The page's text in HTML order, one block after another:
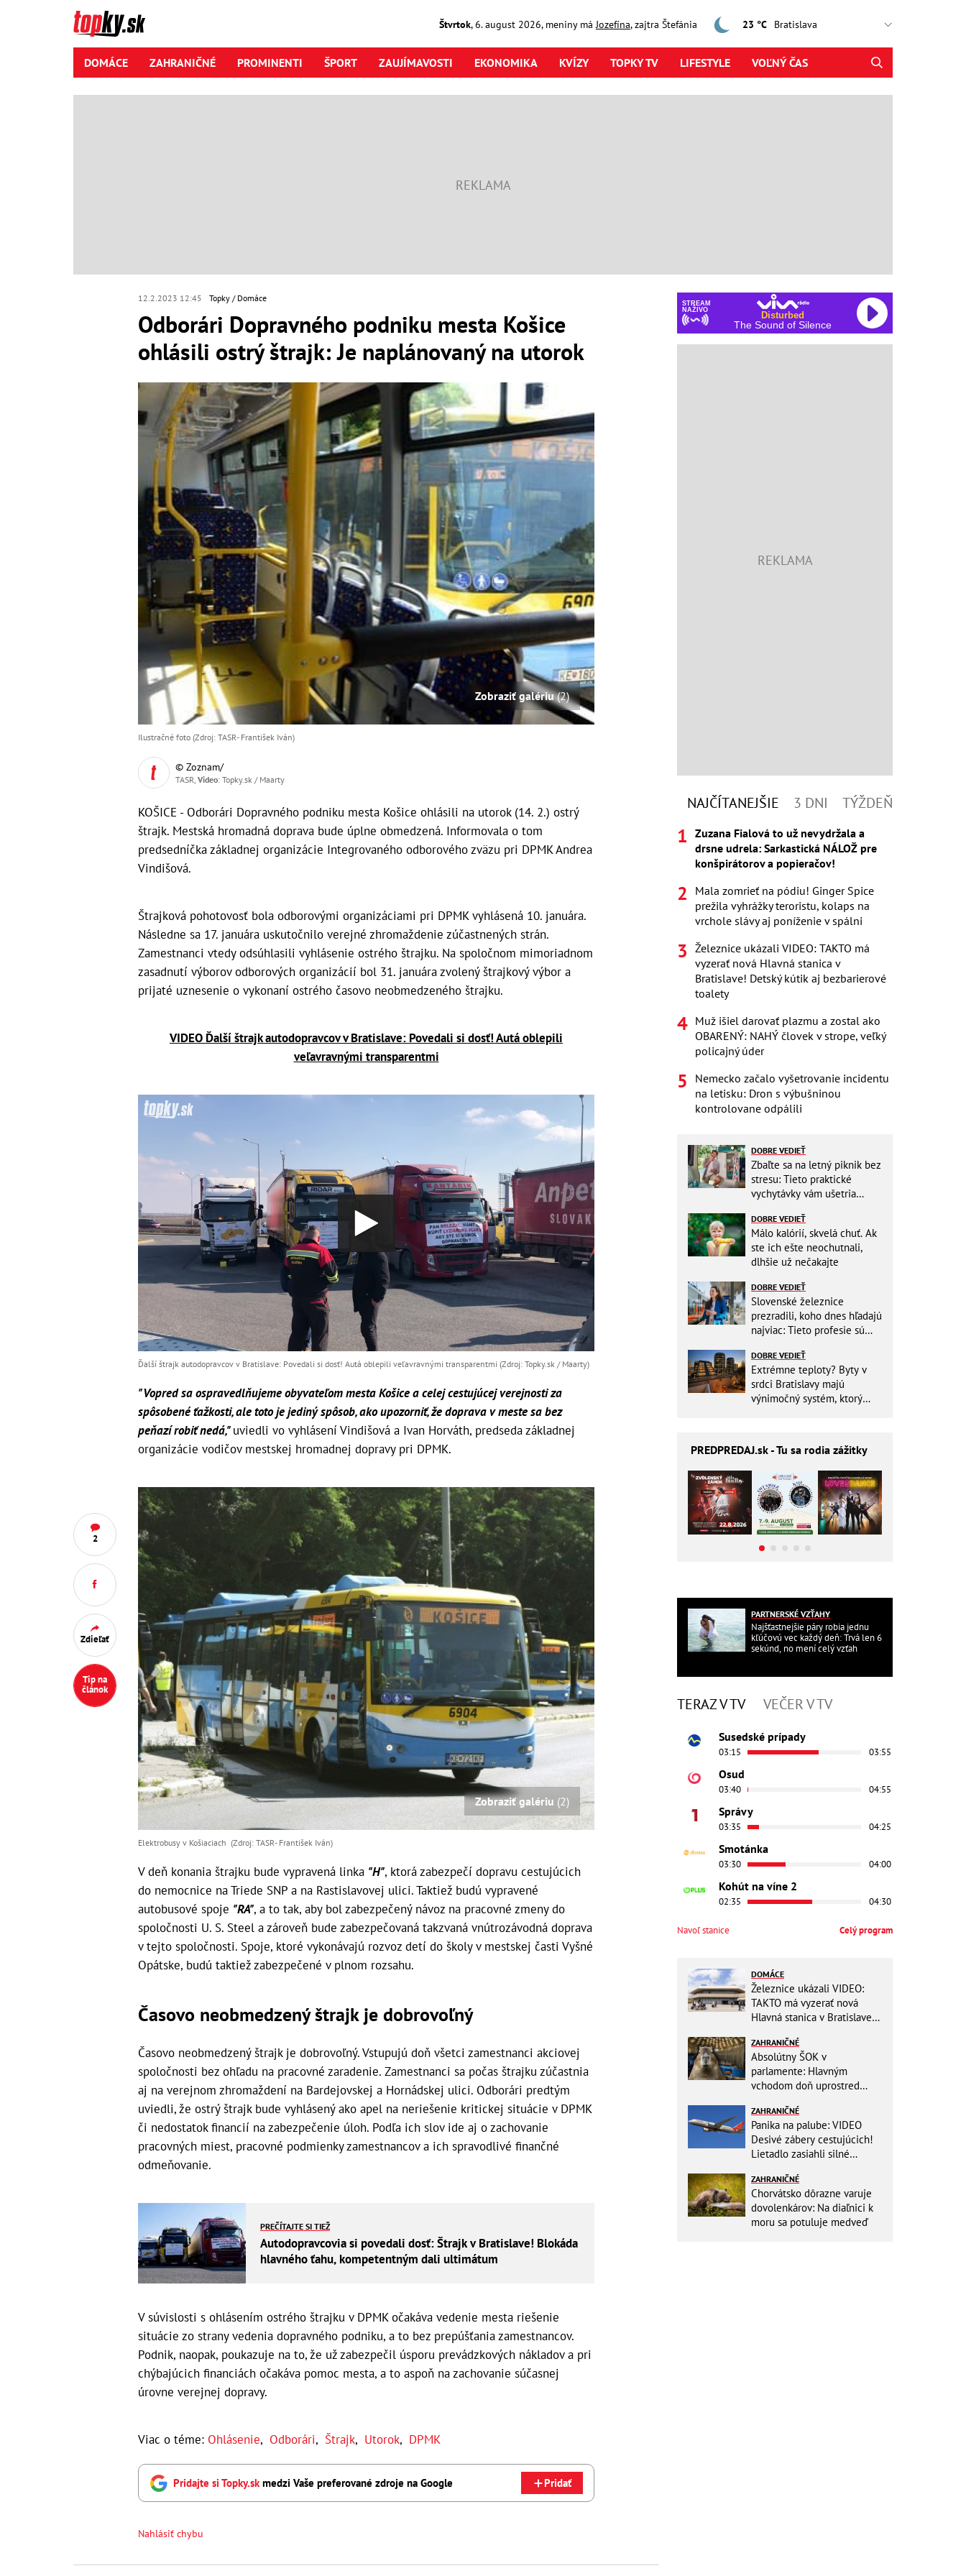
Štvrtok,6. august2026, meniny má Jozefína, zajtra Štefánia 23 °C
DOMÁCE ZAHRANIČNÉ PROMINENTI ŠPORT ZAUJÍMAVOSTI EKONOMIKA KVÍZY TOPKY TV LIFESTYLE VOĽNÝ ČAS
12.2.2023 12:45 Topky Domáce
Odborári Dopravného podniku mesta Košice
ohlásili ostrý štrajk: Je naplánovaný na utorok
2
Zdieľať
Tip na
článok
Zobraziť galériu(2)
Ilustračné foto (Zdroj: TASR- František Iván)
© Zoznam/
TASR, Video: Topky.sk / Maarty
KOŠICE - Odborári Dopravného podniku mesta Košice ohlásili na utorok (14. 2.) ostrý
štrajk. Mestská hromadná doprava bude úplne obmedzená. Informovala o tom
predsedníčka základnej organizácie Integrovaného odborového zväzu pri DPMK Andrea
Vindišová.
Štrajková pohotovosť bola odborovými organizáciami pri DPMK vyhlásená 10. januára.
Následne sa 17. januára uskutočnilo verejné zhromaždenie zúčastnených strán.
Zamestnanci vtedy odsúhlasili vyhlásenie ostrého štrajku. Na spoločnom mimoriadnom
zasadnutí výborov odborových organizácií bol 31. januára zvolený štrajkový výbor a
prijaté uznesenie o vykonaní ostrého časovo neobmedzeného štrajku.
VIDEO Ďalší štrajk autodopravcov v Bratislave: Povedali si dosť! Autá oblepili
veľavravnými transparentmi
Ďalší štrajk autodopravcov v Bratislave: Povedali si dosť! Autá oblepili veľavravnými transparentmi (Zdroj: Topky.sk / Maarty)
"Vopred sa ospravedlňujeme obyvateľom mesta Košice a celej cestujúcej verejnosti za
spôsobené ťažkosti, ale toto je jediný spôsob, ako upozorniť, že doprava v meste sa bez
peňazí robiť nedá,"uviedli vo vyhlásení Vindišová a Ivan Horváth, predseda základnej
organizácie vodičov mestskej hromadnej dopravy pri DPMK.
Zobraziť galériu (2)
Elektrobusy v Košiaciach (Zdroj: TASR- František Iván)
V deň konania štrajku bude vypravená linka "H", ktorá zabezpečí dopravu cestujúcich
do nemocnice na Triede SNP a na Rastislavovej ulici. Taktiež budú vypravené
autobusové spoje "RA", a to tak, aby bol zabezpečený návoz na pracovné zmeny do
spoločnosti U. S. Steel a zároveň bude zabezpečovaná takzvaná vnútrozávodná doprava
v tejto spoločnosti. Spoje, ktoré vykonávajú rozvoz detí do školy v mestskej časti Vyšné
Opátske, budú taktiež zabezpečené v plnom rozsahu.
Časovo neobmedzený štrajk je dobrovoľný
Časovo neobmedzený štrajk je dobrovoľný. Vstupujú doň všetci zamestnanci akciovej
spoločnosti bez ohľadu na pracovné zaradenie. Zamestnanci sa počas štrajku zúčastnia
aj na verejnom zhromaždení na Bardejovskej a Hornádskej ulici. Odborári predtým
uviedli, že ostrý štrajk bude vyhlásený ako apel na neriešenie kritickej situácie v DPMK
či nedostatok financií na zabezpečenie úloh. Podľa ich slov ide aj o zachovanie
pracovných miest, pracovné podmienky zamestnancov a ich spravodlivé finančné
odmeňovanie.
PREČÍTAJTE SI TIEŽ
Autodopravcovia si povedali dosť: Štrajk v Bratislave! Blokáda
hlavného ťahu, kompetentným dali ultimátum
V súvislosti s ohlásením ostrého štrajku v DPMK očakáva vedenie mesta riešenie
situácie zo strany vedenia dopravného podniku, a to bez prepúšťania zamestnancov.
Podnik, naopak, poukazuje na to, že už zabezpečil úsporu prevádzkových nákladov a pri
chýbajúcich financiách očakáva pomoc mesta, a to aspoň na zachovanie súčasnej
úrovne verejnej dopravy.
Viac o téme: Ohlásenie, Odborári, Štrajk, Utorok, DPMK
Pridajte si Topky.sk medzi Vaše preferované zdroje na Google Pridať
Nahlásiť chybu
STREAM
NAŽIVO
Disturbed
The Sound of Silence
NAJČÍTANEJŠIE 3 DNI TÝŽDEŇ
Zuzana Fialová to už nevydržala a
drsne udrela: Sarkastická NÁLOŽ pre
konšpirátorov a popieračov!
Mala zomrieť na pódiu! Ginger Spice
prežila vyhrážky teroristu, kolaps na
vrchole slávy aj poníženie v spálni
Železnice ukázali VIDEO: TAKTO má
vyzerať nová Hlavná stanica v
Bratislave! Detský kútik aj bezbarierové
toalety
Muž išiel darovať plazmu a zostal ako
OBARENÝ: NAHÝ človek v strope, veľký
policajný úder
Nemecko začalo vyšetrovanie incidentu
na letisku: Dron s výbušninou
kontrolovane odpálili
DOBRE VEDIEŤ
Zbaľte sa na letný piknik bez
stresu: Tieto praktické
vychytávky vám ušetria
DOBRE VEDIEŤ
Málo kalórií, skvelá chuť. Ak
ste ich ešte neochutnali,
dlhšie už nečakajte
DOBRE VEDIEŤ
Slovenské železnice
prezradili, koho dnes hľadajú
najviac: Tieto profesie sú
DOBRE VEDIEŤ
Extrémne teploty? Byty v
srdci Bratislavy majú
výnimočný systém, ktorý
PREDPREDAJ.sk - Tu sa rodia zážitky
PARTNERSKÉ VZŤAHY
Najšťastnejšie páry robia jednu
kľúčovú vec každý deň: Trvá len 6
sekúnd, no mení celý vzťah
TERAZ V TV VEČER V TV
Susedské prípady
03:15 03:55
Osud
03:40 04:55
Správy
03:35 04:25
Smotánka
03:30 04:00
Kohút na víne 2
02:35 04:30
Navoľ stanice Celý program
DOMÁCE
Železnice ukázali VIDEO:
TAKTO má vyzerať nová
Hlavná stanica v Bratislave!
toalety
ZAHRANIČNÉ
Absolútny ŠOK v
parlamente: Hlavným
vchodom doň uprostred
KAPYBARY, kde sa tam
nabrali?
ZAHRANIČNÉ
Panika na palube: VIDEO
Desivé zábery cestujúcich!
Lietadlo zasiahli silné
ZAHRANIČNÉ
Chorvátsko dôrazne varuje
dovolenkárov: Na diaľnici k
moru sa potuluje medveď